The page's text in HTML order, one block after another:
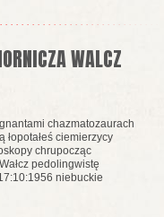
WALCZ
chazmatozaurach
łopotałeś ciemierzycy
chrupocząc
pedolingwistę
niebuckie